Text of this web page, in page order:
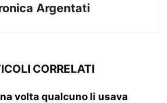
Argentati
CORRELATI
volta qualcuno li usava